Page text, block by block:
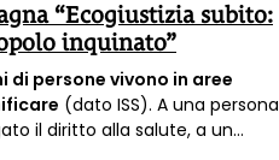
“Ecogiustizia subito:
inquinato”
di persone vivono in aree
(dato ISS). A una persona
il diritto alla salute, a un